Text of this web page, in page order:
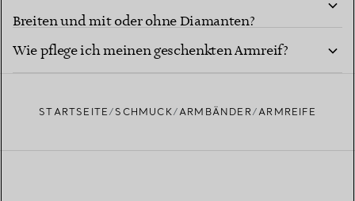
Breiten und mit oder ohne Diamanten?
Wie pflege ich meinen geschenkten Armreif?
STARTSEITE SCHMUCK ARMBÄNDER ARMREIFE